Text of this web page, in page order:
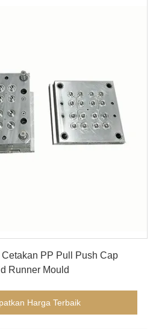
PP Pull Push Cap
Runner Mould
Harga Terbaik